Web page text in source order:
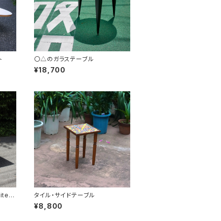
〇△のガラステーブル
¥18,700
タイル・サイドテーブル
¥8,800